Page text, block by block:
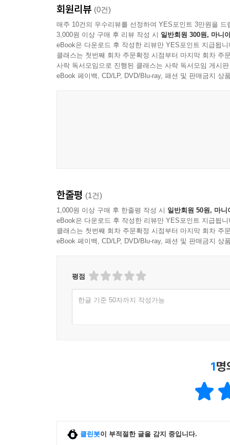
회원리뷰 (0건)
매주 10건의 우수리뷰를 선정하여 YES포인트 3만원을 드
3,000원 이상 구매 후 리뷰 작성 시 일반회원 300원, 마니
eBook은 다운로드 후 작성한 리뷰만 YES포인트 지급됩니
클래스는 첫번째 회차 주문확정 시점부터 마지막 회차 주
사락 독서모임으로 진행된 클래스는 사락 독서모임 게시
eBook 페이백, CD/LP, DVD/Blu-ray, 패션 및 판매금지 상
한줄평 (1건)
1,000원 이상 구매 후 한줄평 작성 시 일반회원 50원, 마니
eBook은 다운로드 후 작성한 리뷰만 YES포인트 지급됩니
클래스는 첫번째 회차 주문확정 시점부터 마지막 회차 주
eBook 페이백, CD/LP, DVD/Blu-ray, 패션 및 판매금지 상
평점
한글 기준 50자까지 작성가능
1명
클린봇이 부적절한 글을 감지 중입니다.